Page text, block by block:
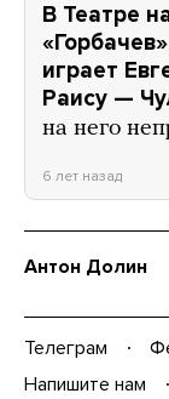
В Театре
играет
Раису —
на него
6 лет назад
Антон Долин
Телеграм
Напишите нам